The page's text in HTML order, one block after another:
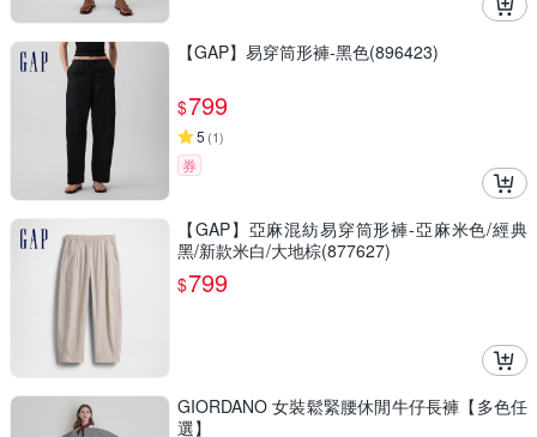
【GAP】易穿筒形褲-黑色(896423)
$799
5 (1)
券
【GAP】亞麻混紡易穿筒形褲-亞麻米色/經典
黑/新款米白/大地棕(877627)
$799
GIORDANO 女裝鬆緊腰休閒牛仔長褲【多色任
選】